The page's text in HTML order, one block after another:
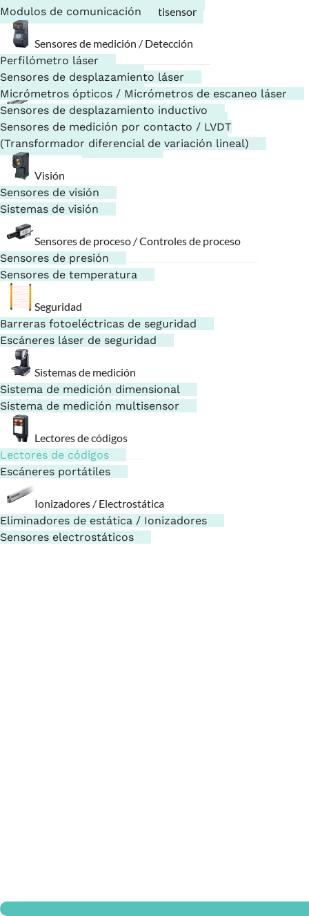
Sistema de medición multisensor
Lectores de códigos
Lectores de códigos
Escáneres portátiles
Ionizadores / Electrostática
Eliminadores de estática / Ionizadores
Sensores electrostáticos
Modulos de comunicación
Sensores de medición / Detección
Perfilómetro láser
Sensores de desplazamiento láser
Micrómetros ópticos / Micrómetros de escaneo láser
Sensores de desplazamiento inductivo
Sensores de medición por contacto / LVDT
(Transformador diferencial de variación lineal)
Visión
Sensores de visión
Sistemas de visión
Sensores de proceso / Controles de proceso
Sensores de presión
Sensores de temperatura
Seguridad
Barreras fotoeléctricas de seguridad
Escáneres láser de seguridad
Sistemas de medición
Sistema de medición dimensional
Sistema de medición multisensor
Lectores de códigos
Lectores de códigos
Escáneres portátiles
Ionizadores / Electrostática
Eliminadores de estática / Ionizadores
Sensores electrostáticos